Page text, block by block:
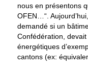
nous en présentons
OFEN…“.
demandé si un
Confédération,
énergétiques
cantons (ex: